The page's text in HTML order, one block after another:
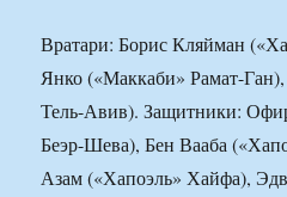
Вратари: Борис Кляйман
Янко («Маккаби» Рамат-
Тель-Авив). Защитники:
Беэр-Шева), Бен Вааба
Азам («Хапоэль» Хайфа),